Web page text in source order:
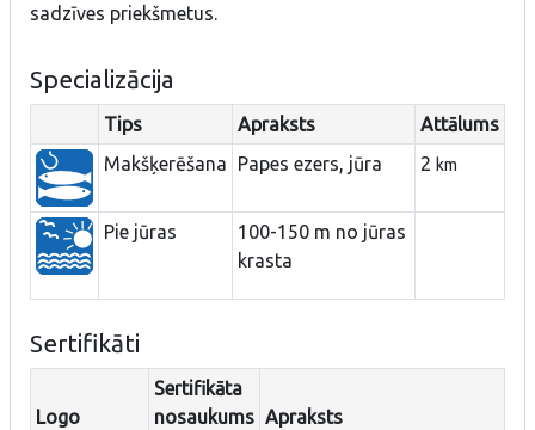
sadzīves priekšmetus.
Specializācija
Tips Apraksts
Attālums
Makšķerēšana
Papes ezers, jūra 2 km
Pie jūras
100-150 m no jūras
krasta
Sertifikāti
Logo
Sertifikāta
nosaukums Apraksts